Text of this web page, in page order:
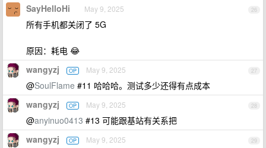
26
SayHelloHi May 9, 2025
所有手机都关闭了 5G
原因：耗电 😂
27
wangyzj OP May 9, 2025
@SoulFlame #11 哈哈哈。测试多少还得有点成本
28
wangyzj OP May 9, 2025
@anyinuo0413 #13 可能跟基站有关系把
29
wangyzj OP May 9, 2025